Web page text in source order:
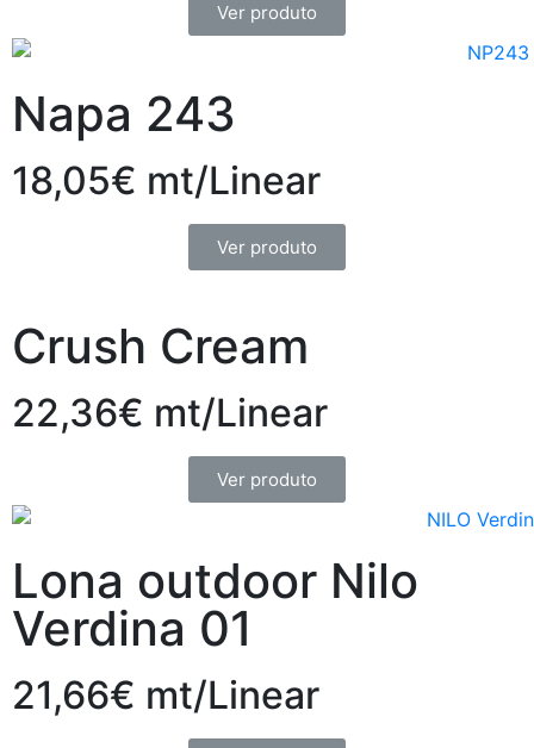
Ver produto
Napa 243
18,05€ mt/Linear
Ver produto
Crush Cream
22,36€ mt/Linear
Ver produto
Lona outdoor Nilo
Verdina 01
21,66€ mt/Linear